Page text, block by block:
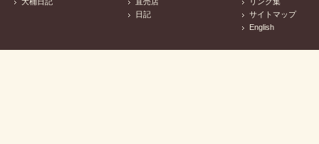
日記
サイトマップ
English